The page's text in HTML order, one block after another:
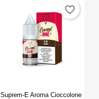
Anteprima
Suprem-E Aroma Cioccolone
favorite_border